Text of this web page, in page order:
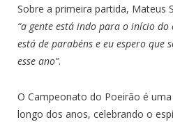
Sobre a primeira partida, Mateus
“a gente está indo para o início
está de parabéns e eu espero que
esse ano”.
O Campeonato do Poeirão é
longo dos anos, celebrando o